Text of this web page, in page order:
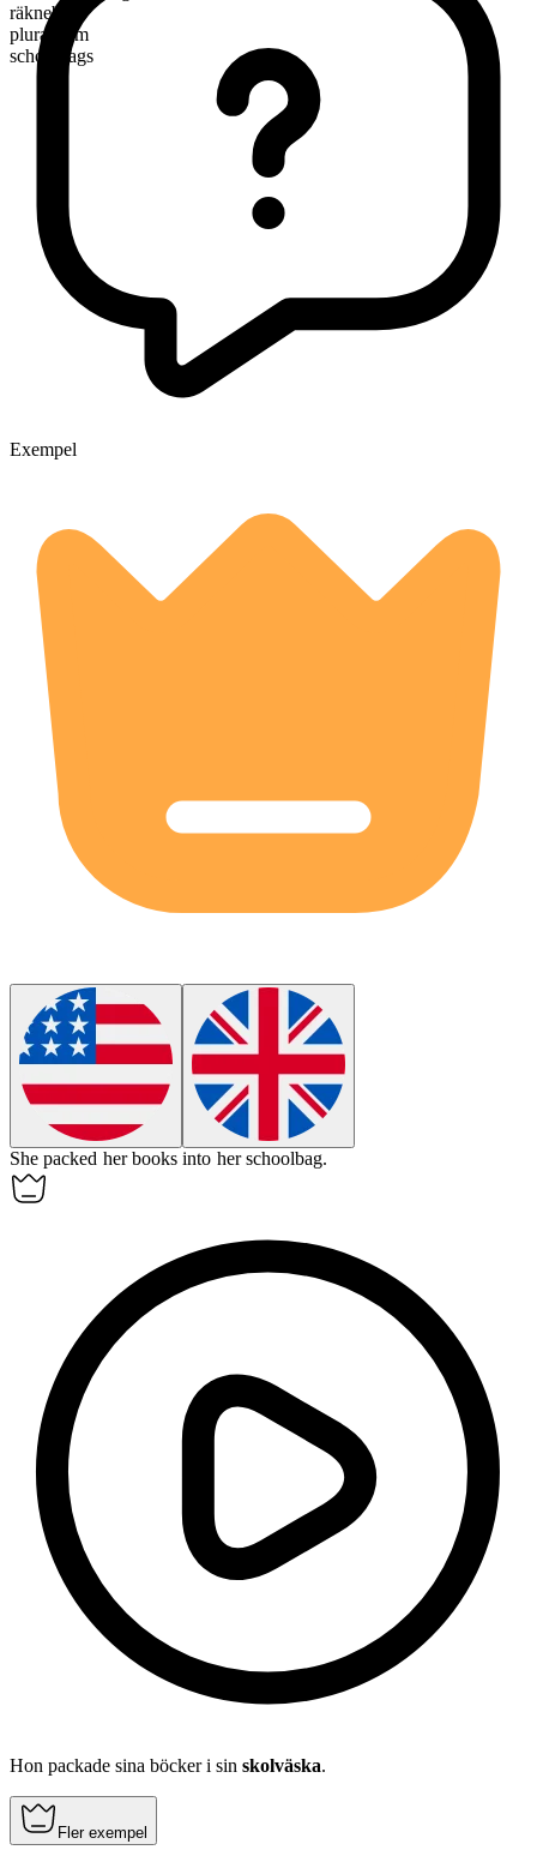
räknebart
pluralform
schoolbags
Exempel
She packed her books into herschoolbag.
Hon packade sina böcker i sin skolväska.
Fler exempel